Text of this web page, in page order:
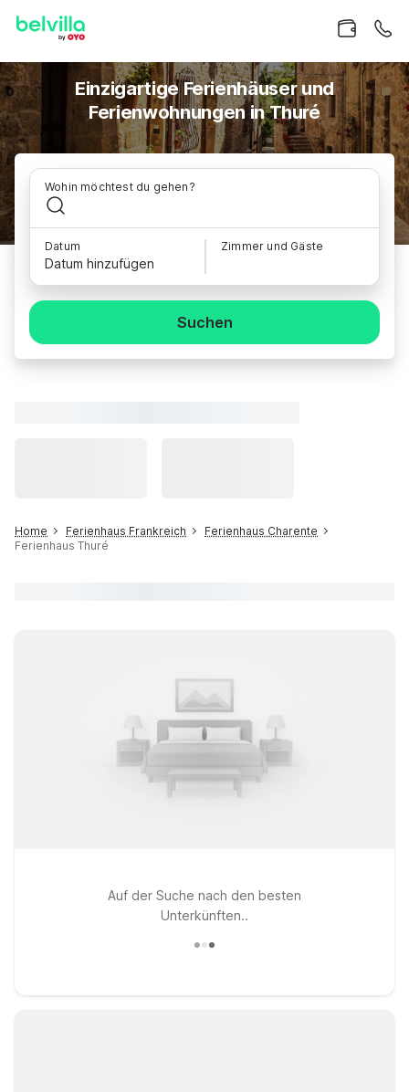
Einzigartige Ferienhäuser und
Ferienwohnungen in Thuré
Wohin möchtest du gehen?
Datum
Datum hinzufügen
Zimmer und Gäste
Suchen
Home Ferienhaus Frankreich
Ferienhaus Charente
Ferienhaus Thuré
Auf der Suche nach den besten
Unterkünften..